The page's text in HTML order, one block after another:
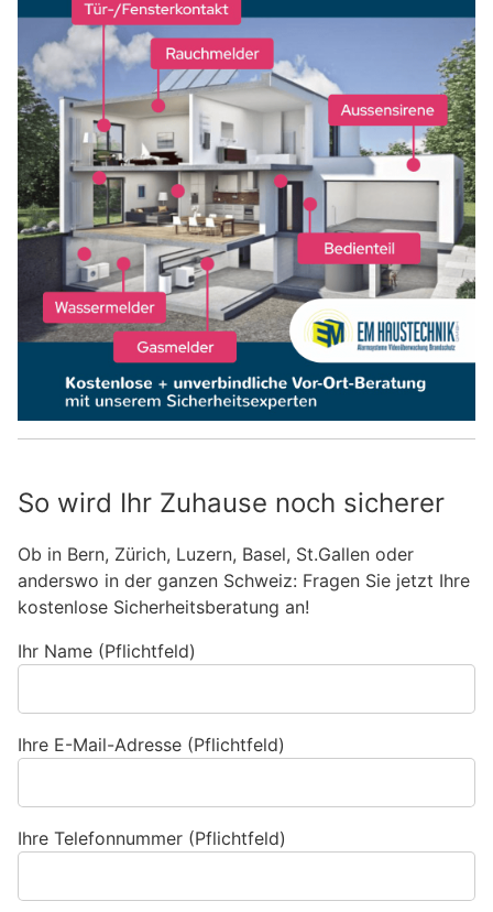
So wird Ihr Zuhause noch sicherer
Ob in Bern, Zürich, Luzern, Basel, St.Gallen oder
anderswo in der ganzen Schweiz: Fragen Sie jetzt Ihre
kostenlose Sicherheitsberatung an!
Ihr Name (Pflichtfeld)
Ihre E-Mail-Adresse (Pflichtfeld)
Ihre Telefonnummer (Pflichtfeld)